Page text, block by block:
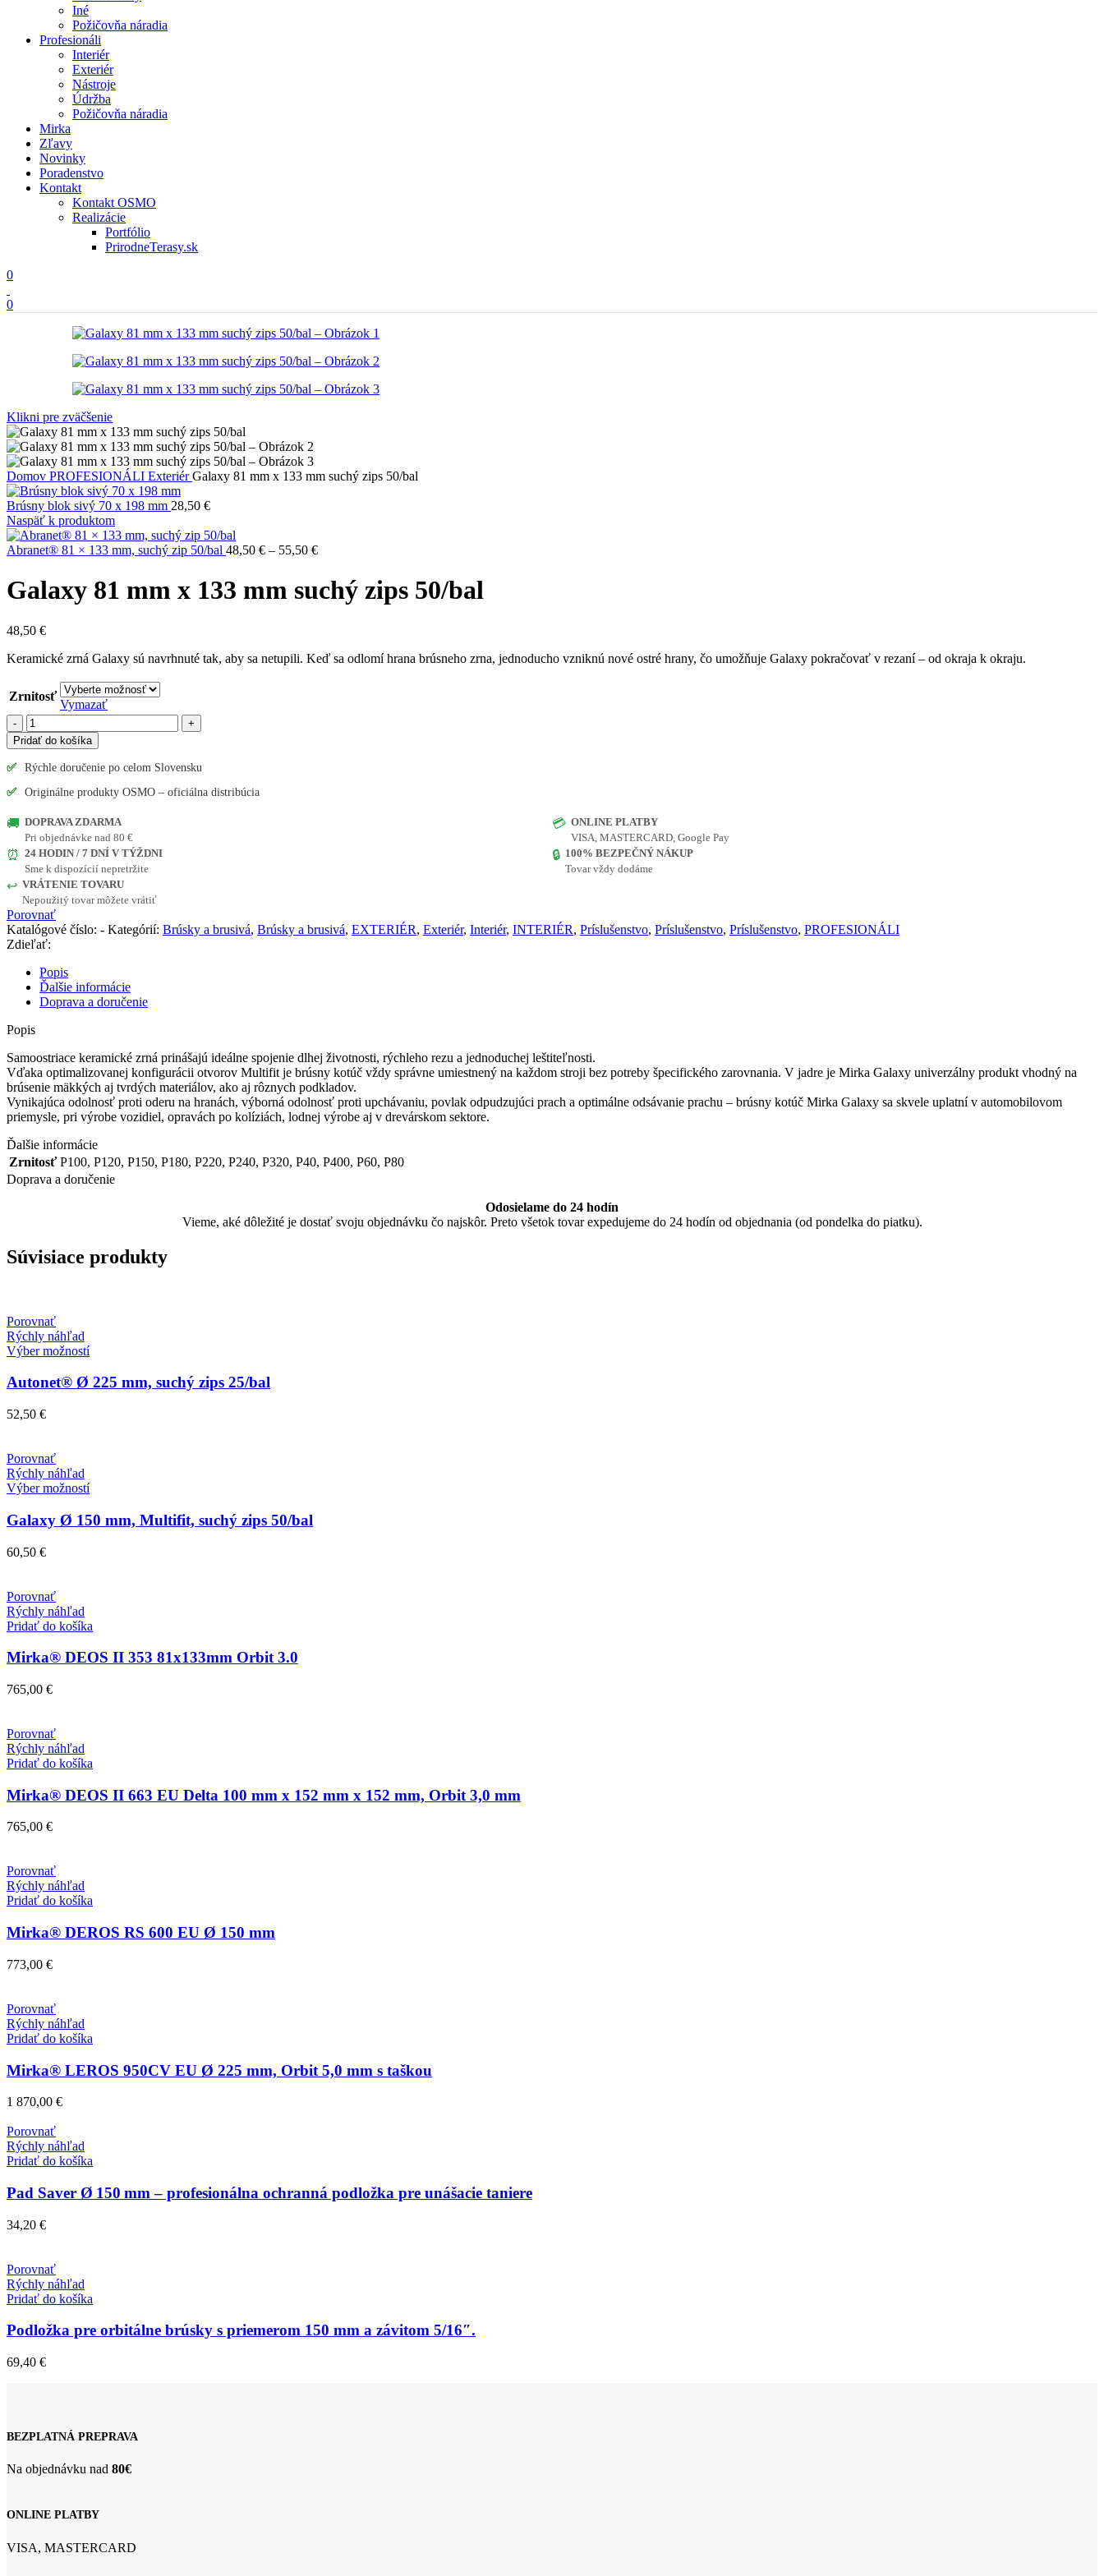
Iné
Požičovňa náradia
Profesionáli
Interiér
Exteriér
Nástroje
Údržba
Požičovňa náradia
Mirka
Zľavy
Novinky
Poradenstvo
Kontakt
Kontakt OSMO
Realizácie
Portfólio
PrirodneTerasy.sk
0
0
Klikni pre zväčšenie
Domov PROFESIONÁLI ExteriérGalaxy 81 mm x 133 mm suchý zips 50/bal
Brúsny blok sivý 70 x 198 mm 28,50 €
Naspäť k produktom
Abranet® 81 × 133 mm, suchý zip 50/bal 48,50 € – 55,50 €Price
48,50 €
through
55,50 €
Galaxy 81 mm x 133 mm suchý zips 50/bal
48,50 €
Keramické zrná Galaxy sú navrhnuté tak, aby sa netupili. Keď sa odlomí hrana brúsneho zrna, jednoducho vzniknú nové ostré hrany, čo umožňuje Galaxy pokračovať v rezaní – od okraja k okraju.
Zrnitosť
Vymazať
množstvo
Galaxy
81
mm
133
suchý
zips
50/bal
Pridať do košíka
✅
Rýchle doručenie po celom Slovensku
✅
Originálne produkty OSMO – oficiálna distribúcia
🚚 DOPRAVA ZDARMA
Pri objednávke nad 80 €
💳 ONLINE PLATBY
VISA, MASTERCARD, Google Pay
⏰ 24 HODIN / 7 DNÍ V TÝŽDNI
Sme k dispozícií nepretržite
🔒 100% BEZPEČNÝ NÁKUP
Tovar vždy dodáme
↩️ VRÁTENIE TOVARU
Nepoužitý tovar môžete vrátiť
Porovnať
Katalógové číslo: - Kategórií: Brúsky a brusivá, Brúsky a brusivá, EXTERIÉR, Exteriér, Interiér, INTERIÉR, Príslušenstvo, Príslušenstvo, Príslušenstvo, PROFESIONÁLI
Zdieľať:
Popis
Ďalšie informácie
Doprava a doručenie
Popis
Samoostriace keramické zrná prinášajú ideálne spojenie dlhej životnosti, rýchleho rezu a jednoduchej leštiteľnosti.
Vďaka optimalizovanej konfigurácii otvorov Multifit je brúsny kotúč vždy správne umiestnený na každom stroji bez potreby špecifického zarovnania. V jadre je Mirka Galaxy univerzálny produkt vhodný na
brúsenie mäkkých aj tvrdých materiálov, ako aj rôznych podkladov.
Vynikajúca odolnosť proti oderu na hranách, výborná odolnosť proti upchávaniu, povlak odpudzujúci prach a optimálne odsávanie prachu – brúsny kotúč Mirka Galaxy sa skvele uplatní v automobilovom
priemysle, pri výrobe vozidiel, opravách po kolíziách, lodnej výrobe aj v drevárskom sektore.
Ďalšie informácie
Zrnitosť P100, P120, P150, P180, P220, P240, P320, P40, P400, P60, P80
Doprava a doručenie
Odosielame do 24 hodín
Vieme, aké dôležité je dostať svoju objednávku čo najskôr. Preto všetok tovar expedujeme do 24 hodín od objednania (od pondelka do piatku).
Súvisiace produkty
Porovnať
Rýchly náhľad
Výber možnostíTento
má
na
stránke
produktu.
Autonet® Ø 225 mm, suchý zips 25/bal
52,50 €
Porovnať
Rýchly náhľad
Výber možnostíTento
má
viacero
stránke
produktu.
Galaxy Ø 150 mm, Multifit, suchý zips 50/bal
60,50 €
Porovnať
Rýchly náhľad
Pridať do košíka
Mirka® DEOS II 353 81x133mm Orbit 3.0
765,00 €
Porovnať
Rýchly náhľad
Pridať do košíka
Mirka® DEOS II 663 EU Delta 100 mm x 152 mm x 152 mm, Orbit 3,0 mm
765,00 €
Porovnať
Rýchly náhľad
Pridať do košíka
Mirka® DEROS RS 600 EU Ø 150 mm
773,00 €
Porovnať
Rýchly náhľad
Pridať do košíka
Mirka® LEROS 950CV EU Ø 225 mm, Orbit 5,0 mm s taškou
1 870,00 €
Porovnať
Rýchly náhľad
Pridať do košíka
Pad Saver Ø 150 mm – profesionálna ochranná podložka pre unášacie taniere
34,20 €
Porovnať
Rýchly náhľad
Pridať do košíka
Podložka pre orbitálne brúsky s priemerom 150 mm a závitom 5/16″.
69,40 €
BEZPLATNÁ PREPRAVA
Na objednávku nad 80€
ONLINE PLATBY
VISA, MASTERCARD